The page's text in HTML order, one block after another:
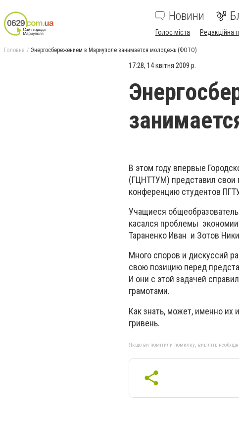
Новини
Голос міста Редакційна
Головна Энергосбережением в Мариуполе занимается молодежь (ФОТО)
17:28, 14 квітня 2009 р.
В этом году впервые
(ГЦНТТУМ) представил свои
конференцию студентов
Учащиеся
касался проблемы
Тараненко Иван и Зотов
Много споров и дискуссий
свою позицию перед
И они с этой задачей
грамотами.
Как знать, может, именно
гривень.
Якщо ви помітили помилку, виділіть